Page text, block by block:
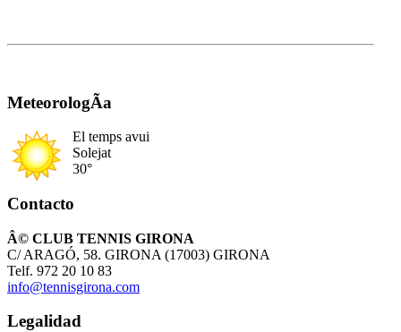
MeteorologÃ­a
El temps avui
Solejat
30°
Contacto
Â© CLUB TENNIS GIRONA
C/ ARAGÓ, 58. GIRONA (17003) GIRONA
Telf. 972 20 10 83
info@tennisgirona.com
Legalidad